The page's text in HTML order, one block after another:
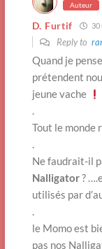
Auteur
D. Furtif 30
Reply to
Quand je
prétendent
jeune vache
.
Tout le monde
.
Ne faudrait-il
Nalligator?
utilisés par
.
le Momo est
pas nos